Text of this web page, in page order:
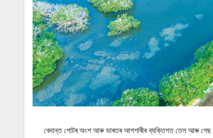
বেদান্ত গোটৰ অংশ আৰু ভাৰতৰ আগশাৰীৰ ব্যক্তিগত তেল আৰু গেছ